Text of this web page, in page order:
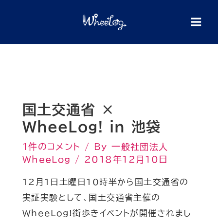
国土交通省 ×
WheeLog! in 池袋
1件のコメント / By一般社団法人
WheeLog
/ 2018年12月10日
12月1日土曜日10時半から国土交通省の
実証実験として、国土交通省主催の
WheeLog!街歩きイベントが開催されまし